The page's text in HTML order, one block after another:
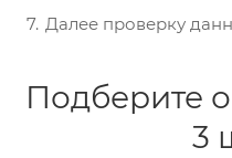
Далее проверку
Подберите
3